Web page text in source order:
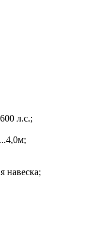
л.с.;
навеска;